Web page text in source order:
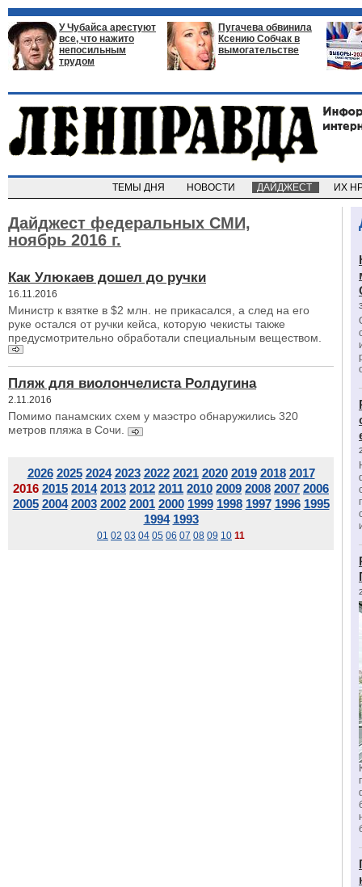
У Чубайса арестуют
все, что нажито
непосильным
трудом
Пугачева обвинила
Ксению Собчак в
вымогательстве
ТЕМЫ ДНЯ НОВОСТИ ДАЙДЖЕСТ ИХ
Дайджест федеральных СМИ,
ноябрь 2016 г.
Как Улюкаев дошел до ручки
16.11.2016
Министр к взятке в $2 млн. не прикасался, а след на его
руке остался от ручки кейса, которую чекисты также
предусмотрительно обработали специальным веществом.
Пляж для виолончелиста Ролдугина
2.11.2016
Помимо панамских схем у маэстро обнаружились 320
метров пляжа в Сочи.
2026 2025 2024 2023 2022 2021 2020 2019 2018 2017
2016 2015 2014 2013 2012 2011 2010 2009 2008 2007 2006
2005 2004 2003 2002 2001 2000 1999 1998 1997 1996 1995
1994 1993
01 02 03 04 05 06 07 08 09 10 11